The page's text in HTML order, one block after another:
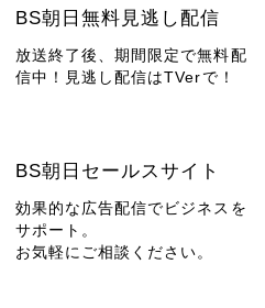
BS朝日無料見逃し配信
放送終了後、期間限定で無料配
信中！見逃し配信はTVerで！
BS朝日セールスサイト
効果的な広告配信でビジネスを
サポート。
お気軽にご相談ください。